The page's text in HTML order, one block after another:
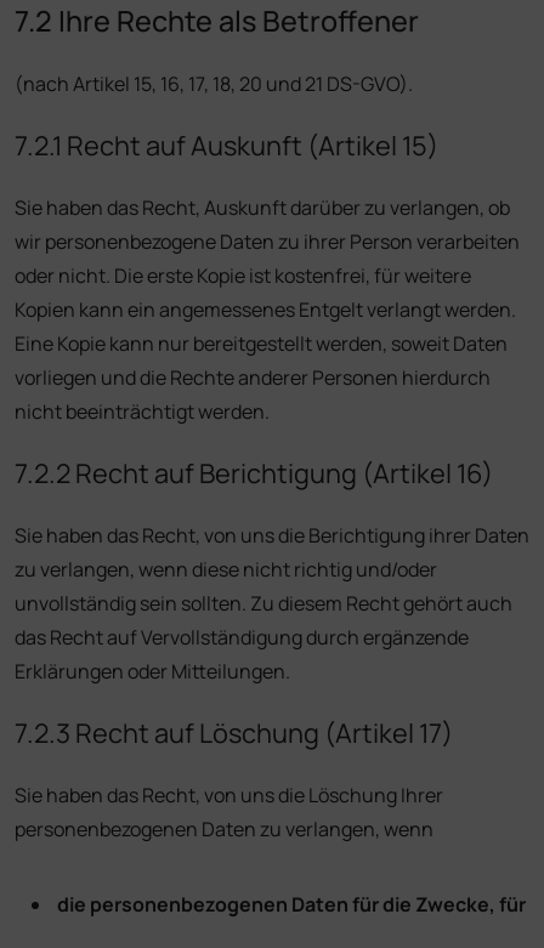
7.2 Ihre Rechte als Betroffener
(nach Artikel 15, 16, 17, 18, 20 und 21 DS-GVO).
7.2.1 Recht auf Auskunft (Artikel 15)
Sie haben das Recht, Auskunft darüber zu verlangen, ob
wir personenbezogene Daten zu ihrer Person verarbeiten
oder nicht. Die erste Kopie ist kostenfrei, für weitere
Kopien kann ein angemessenes Entgelt verlangt werden.
Eine Kopie kann nur bereitgestellt werden, soweit Daten
vorliegen und die Rechte anderer Personen hierdurch
nicht beeinträchtigt werden.
7.2.2 Recht auf Berichtigung (Artikel 16)
Sie haben das Recht, von uns die Berichtigung ihrer Daten
zu verlangen, wenn diese nicht richtig und/oder
unvollständig sein sollten. Zu diesem Recht gehört auch
das Recht auf Vervollständigung durch ergänzende
Erklärungen oder Mitteilungen.
7.2.3 Recht auf Löschung (Artikel 17)
Sie haben das Recht, von uns die Löschung Ihrer
personenbezogenen Daten zu verlangen, wenn
die personenbezogenen Daten für die Zwecke, für